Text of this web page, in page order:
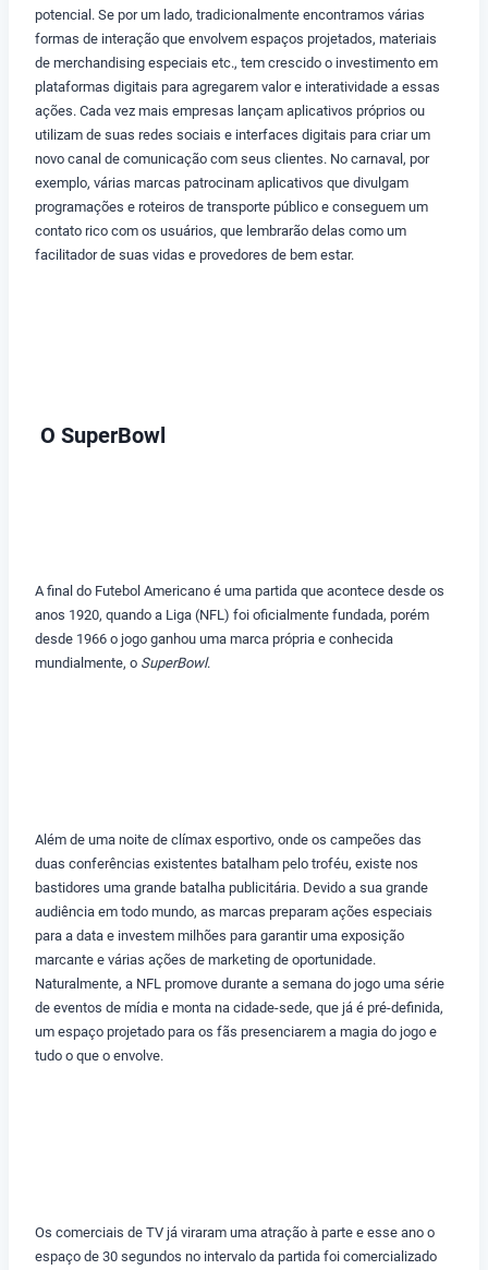
potencial. Se por um lado, tradicionalmente encontramos várias
formas de interação que envolvem espaços projetados, materiais
de merchandising especiais etc., tem crescido o investimento em
plataformas digitais para agregarem valor e interatividade a essas
ações. Cada vez mais empresas lançam aplicativos próprios ou
utilizam de suas redes sociais e interfaces digitais para criar um
novo canal de comunicação com seus clientes. No carnaval, por
exemplo, várias marcas patrocinam aplicativos que divulgam
programações e roteiros de transporte público e conseguem um
contato rico com os usuários, que lembrarão delas como um
facilitador de suas vidas e provedores de bem estar.
O SuperBowl
A final do Futebol Americano é uma partida que acontece desde os
anos 1920, quando a Liga (NFL) foi oficialmente fundada, porém
desde 1966 o jogo ganhou uma marca própria e conhecida
mundialmente, o SuperBowl.
Além de uma noite de clímax esportivo, onde os campeões das
duas conferências existentes batalham pelo troféu, existe nos
bastidores uma grande batalha publicitária. Devido a sua grande
audiência em todo mundo, as marcas preparam ações especiais
para a data e investem milhões para garantir uma exposição
marcante e várias ações de marketing de oportunidade.
Naturalmente, a NFL promove durante a semana do jogo uma série
de eventos de mídia e monta na cidade-sede, que já é pré-definida,
um espaço projetado para os fãs presenciarem a magia do jogo e
tudo o que o envolve.
Os comerciais de TV já viraram uma atração à parte e esse ano o
espaço de 30 segundos no intervalo da partida foi comercializado